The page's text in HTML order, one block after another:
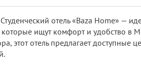
отель «Baza Home» —
которые ищут комфорт и удобство в
этот отель предлагает доступные